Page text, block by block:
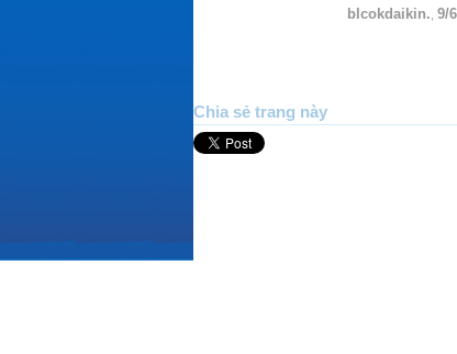
blcokdaikin. 9/
Chia sẻ trang này